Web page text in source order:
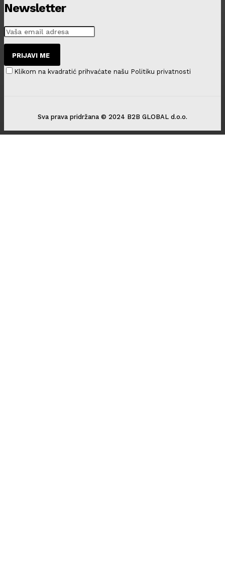
Newsletter
PRIJAVI ME
Klikom na kvadratić prihvaćate našu Politiku privatnosti
Sva prava pridržana © 2024 B2B GLOBAL d.o.o.